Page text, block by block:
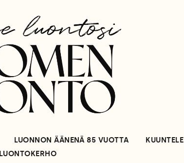
LUONNON ÄÄNENÄ 85 VUOTTA KUUNTELE
LUONTOKERHO